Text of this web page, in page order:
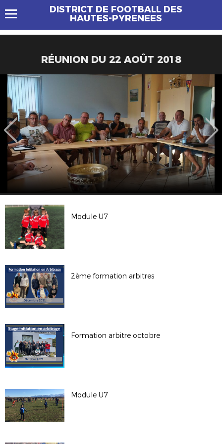
DISTRICT DE FOOTBALL DES
HAUTES-PYRENEES
RÉUNION DU 22 AOÛT 2018
Module U7
2ème formation arbitres
Formation arbitre octobre
Module U7